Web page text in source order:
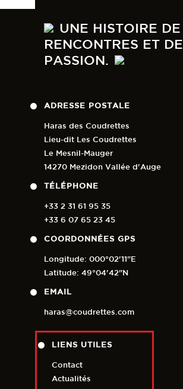
UNE HISTOIRE DE
RENCONTRES ET DE
PASSION.
ADRESSE POSTALE
Haras des Coudrettes
Lieu-dit Les Coudrettes
Le Mesnil-Mauger
14270 Mezidon Vallée d'Auge
TÉLÉPHONE
+33 2 31 61 95 35
+33 6 07 65 23 45
COORDONNÉES GPS
Longitude: 000°02'11"E
Latitude: 49°04'42"N
EMAIL
haras@coudrettes.com
LIENS UTILES
Contact
Actualités